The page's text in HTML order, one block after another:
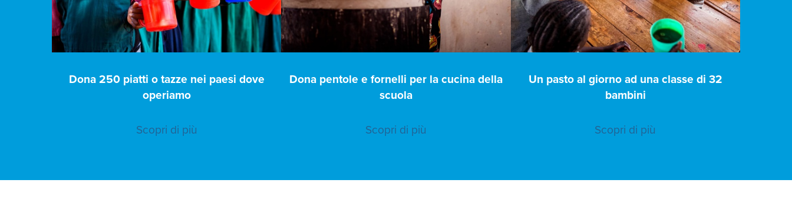
Dona 250 piatti o tazze nei paesi dove
operiamo
Scopri di più
Dona pentole e fornelli per la cucina della
scuola
Scopri di più
Un pasto al giorno ad una classe di 32
bambini
Scopri di più